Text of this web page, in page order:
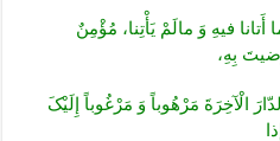
فیهِ وَ مالَمْ یَأْتِنا، مُؤْمِنٌ
بِهِ،
الْآخِرَةَ مَرْهُوباً وَ مَرْغُوباً إِلَیْکَ